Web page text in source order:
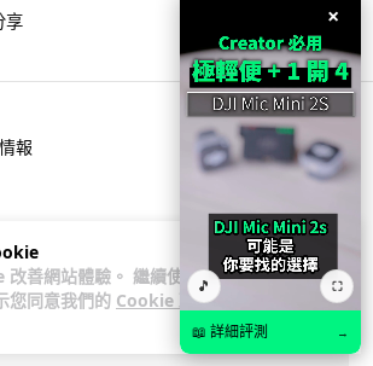
改善網站體驗。 繼續使用
您同意我們的 Cookie 政
享
報
戲店減 90% 門市 業績反增
在 Z 世代變成最潮「新鮮
×
🎵 ⛶
📖 詳細評測 →